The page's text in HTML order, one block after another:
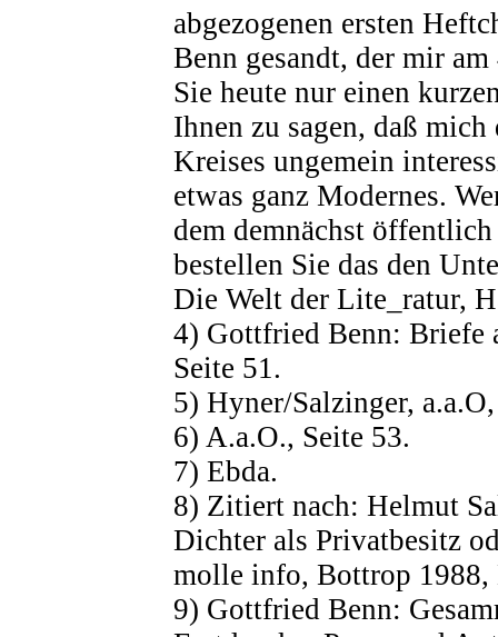
abgezogenen ersten
Benn gesandt, der mir
Sie heute nur einen
Ihnen zu sagen, daß
Kreises ungemein
etwas ganz Modernes.
dem demnächst
bestellen Sie das den
Die Welt der Lite_ratur,
4) Gottfried Benn: Briefe
Seite 51.
5) Hyner/Salzinger,
6) A.a.O., Seite 53.
7) Ebda.
8) Zitiert nach: Helmut
Dichter als Privatbesitz
molle info, Bottrop 1988,
9) Gottfried Benn: